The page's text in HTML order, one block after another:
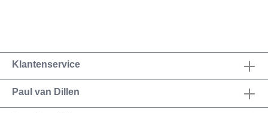
Klantenservice
Paul van Dillen